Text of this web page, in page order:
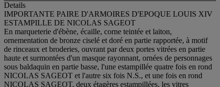
Details
IMPORTANTE PAIRE D'ARMOIRES D'EPOQUE LOUIS XIV
ESTAMPILLE DE NICOLAS SAGEOT
En marqueterie d'ébène, écaille, corne teintée et laiton,
ornementation de bronze ciselé et doré en partie rapportée, à motif
de rinceaux et broderies, ouvrant par deux portes vitrées en partie
haute et surmontées d'un masque rayonnant, ornées de personnages
sous baldaquin en partie basse, l'une estampillée quatre fois en rond
NICOLAS SAGEOT et l'autre six fois N.S., et une fois en rond
NICOLAS SAGEOT, deux étagères estampillées, les vitres